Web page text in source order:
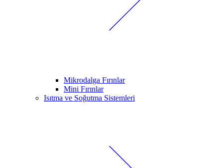
Mikrodalga Fırınlar
Mini Fırınlar
Isıtma ve Soğutma Sistemleri